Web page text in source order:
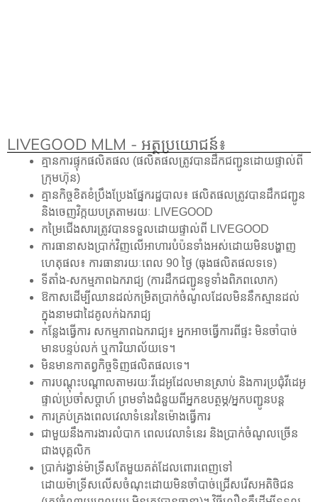
LIVEGOOD MLM - អត្ថប្រយោជន៍៖
គ្មានការផ្ទុកផលិតផល (ផលិតផលត្រូវបានដឹកជញ្ជូនដោយផ្ទាល់ពី
ក្រុមហ៊ុន)
គ្មានកិច្ចខិតខំប្រឹងប្រែងផ្នែករដ្ឋបាល៖ ផលិតផលត្រូវបានដឹកជញ្ជូន
និងចេញវិក្កយបត្រតាមរយៈ LIVEGOOD
កម្រៃជើងសារត្រូវបានទទួលដោយផ្ទាល់ពី LIVEGOOD
ការធានាសងប្រាក់វិញលើអាហារបំប៉នទាំងអស់ដោយមិនបង្ហាញ
ហេតុផល៖ ការធានារយៈពេល 90 ថ្ងៃ (ធុងផលិតផលទទេ)
ទីតាំង-សកម្មភាពឯករាជ្យ (ការដឹកជញ្ជូនទូទាំងពិភពលោក)
ឱកាសដើម្បីឈានដល់កម្រិតប្រាក់ចំណូលដែលមិននឹកស្មានដល់
ក្នុងនាមជាដៃគូលក់ឯករាជ្យ
កន្លែងធ្វើការ សកម្មភាពឯករាជ្យ៖ អ្នកអាចធ្វើការពីផ្ទះ មិនចាំបាច់
មានបន្ទប់លក់ ឬការិយាល័យទេ។
មិនមានកាតព្វកិច្ចទិញផលិតផលទេ។
ការបណ្តុះបណ្តាលតាមរយៈវីដេអូដែលមានស្រាប់ និងការប្រជុំវីដេអូ
ផ្ទាល់ប្រចាំសប្តាហ៍ ព្រមទាំងជំនួយពីអ្នកឧបត្ថម្ភ/អ្នកបញ្ជូនបន្ត
ការគ្រប់គ្រងពេលវេលាទំនេរនៃម៉ោងធ្វើការ
ជាមួយនឹងការងារលំបាក ពេលវេលាទំនេរ និងប្រាក់ចំណូលច្រើន
ជាងបុគ្គលិក
ប្រាក់រង្វាន់ម៉ាទ្រីសតែមួយគត់ដែលពោរពេញទៅ
ដោយម៉ាទ្រីសលើសចំណុះដោយមិនចាំបាច់ជ្រើសរើសអតិថិជន